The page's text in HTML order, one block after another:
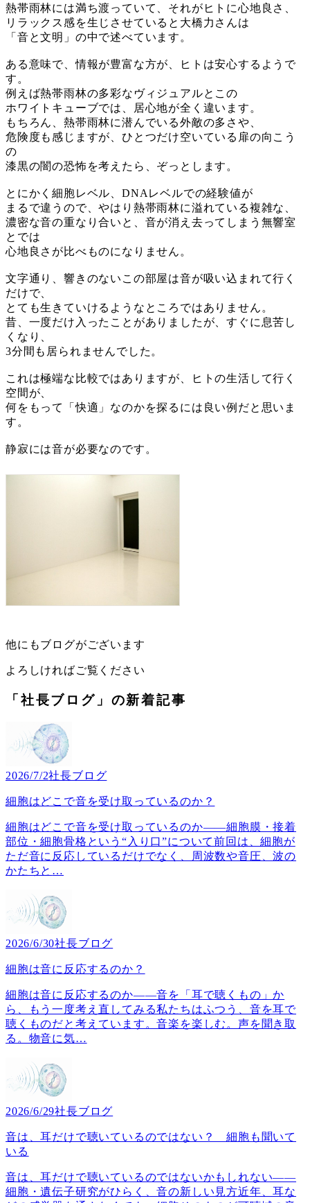
熱帯雨林には満ち渡っていて、それがヒトに心地良さ、
リラックス感を生じさせていると大橋力さんは
「音と文明」の中で述べています。
ある意味で、情報が豊富な方が、ヒトは安心するようで
す。
例えば熱帯雨林の多彩なヴィジュアルとこの
ホワイトキューブでは、居心地が全く違います。
もちろん、熱帯雨林に潜んでいる外敵の多さや、
危険度も感じますが、ひとつだけ空いている扉の向こう
の
漆黒の闇の恐怖を考えたら、ぞっとします。
とにかく細胞レベル、DNAレベルでの経験値が
まるで違うので、やはり熱帯雨林に溢れている複雑な、
濃密な音の重なり合いと、音が消え去ってしまう無響室
とでは
心地良さが比べものになりません。
文字通り、響きのないこの部屋は音が吸い込まれて行く
だけで、
とても生きていけるようなところではありません。
昔、一度だけ入ったことがありましたが、すぐに息苦し
くなり、
3分間も居られませんでした。
これは極端な比較ではありますが、ヒトの生活して行く
空間が、
何をもって「快適」なのかを探るには良い例だと思いま
す。
静寂には音が必要なのです。
他にもブログがございます
よろしければご覧ください
「社長ブログ」の新着記事
2026/7/2社長ブログ
細胞はどこで音を受け取っているのか？
細胞はどこで音を受け取っているのか――細胞膜・接着
部位・細胞骨格という“入り口”について前回は、細胞が
ただ音に反応しているだけでなく、周波数や音圧、波の
かたちと …
2026/6/30社長ブログ
細胞は音に反応するのか？
細胞は音に反応するのか――音を「耳で聴くもの」か
ら、もう一度考え直してみる私たちはふつう、音を耳で
聴くものだと考えています。音楽を楽しむ。声を聞き取
る。物音に気…
2026/6/29社長ブログ
音は、耳だけで聴いているのではない？ 細胞も聞いて
いる
音は、耳だけで聴いているのではないかもしれない――
細胞・遺伝子研究がひらく、音の新しい見方近年、耳な